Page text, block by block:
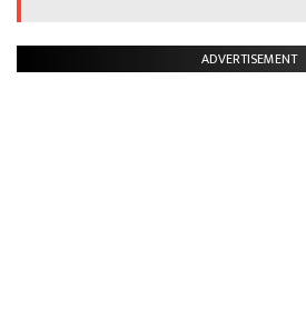
ADVERTISEMENT